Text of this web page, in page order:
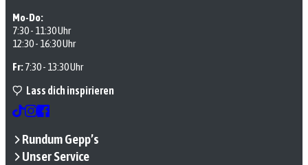
Mo-Do:
7:30 - 11:30 Uhr
12:30 - 16:30 Uhr
Fr:7:30 - 13:30 Uhr
Lass dich inspirieren
Rundum Gepp’s
Unser Service